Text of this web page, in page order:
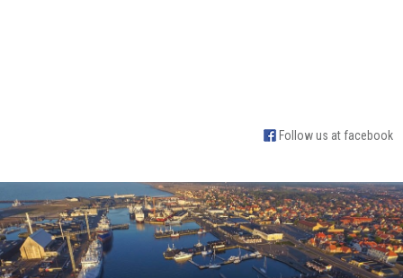
Follow us at facebook